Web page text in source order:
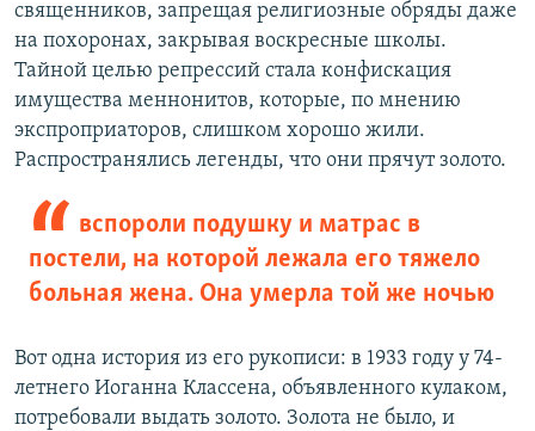
священников, запрещая религиозные обряды даже
на похоронах, закрывая воскресные школы.
Тайной целью репрессий стала конфискация
имущества меннонитов, которые, по мнению
экспроприаторов, слишком хорошо жили.
Распространялись легенды, что они прячут золото.
вспороли подушку и матрас в
постели, на которой лежала его тяжело
больная жена. Она умерла той же ночью
Вот одна история из его рукописи: в 1933 году у 74-
летнего Иоганна Классена, объявленного кулаком,
потребовали выдать золото. Золота не было, и